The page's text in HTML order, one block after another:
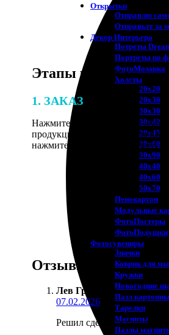
Открытки
Отправлю
Отправьте за
Декор Интерьера
Потреты
Портреты по
ФотоМозаика
Холсты
20х20
20х30
30х30
30х40
20х45
30х60
30х90
40х40
40х60
50х70
Пенокартон
Модульные
ФотоПостеры
ФотоПодушки
Фотоcувениры
Значки
Коврик для
Кружки
Новогодние
Пазл
Тарелки
Магниты
Пазлы
Этапы работы
1. ЗАКАЗ
Нажмите «Сделать заказ»,
продукции, загрузите
нажмите «Добавить в корзину».
Отзывы
Лев Гришин
:
07.02.2026
Решил сделать календарь